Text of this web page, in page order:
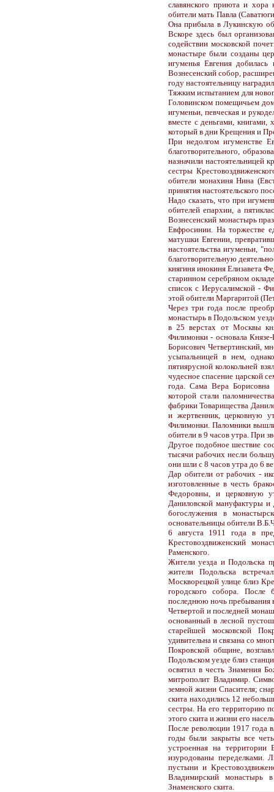
славянского приюта и хора
обители мать Павла
Она прибыла в Лукинскую
Вскоре здесь был
содействии московской
монастыре были созданы
игуменья Евгения
Вознесенский собор,
году настоятельницу
Тяжким испытанием для
Головинском помещичьем
игуменьи, певческая и
вместе с деньгами,
который в дни Крещения и
При недолгом игуменстве
благотворительного,
назначили настоятельницей
сестры
обители монахиня Нина
принятия настоятельского
Надо сказать, что при
обителей епархии, а
Вознесенский монастырь
Евфросинии. На торжестве
матушки Евгении,
настоятельства игуменьи,
благотворительную
княгиня инокиня Елизавета
старинном серебряном
список с Иерусалимской -
этой обители Маргаритой
Через три года после
монастырь в Подольском
в 25 верстах от Москвы
Филимонки - основала
Борисович Четвертинский,
усыпальницей в нем,
пятиярусной колокольней
чудесное спасение царской
года. Сама Вера Борисовна
которой стали
фабрики Товарищества
и жертвенник, церковную
Филимонки. Паломники
обители в 9 часов утра. При
Другое подобное шествие
тысячи рабочих несли
они шли с 8 часов утра до 6
Дар обители от рабочих -
изготовленные в честь
Федоровны, и церковную
Даниловской мануфактуры
богослужения в
основательницы обители
6 августа 1911 года в
Крестовоздвиженский
Раменского.
Жители уезда и Подольска
жители Подольска
Москворецкой улице близ
городского собора. После
последнюю ночь пребывания
Четвертой и последней
основанный в лесной
старейшей московской
удивительна и связана со
Покровской общине,
Подольском уезде близ
освятил в честь Знамения
митрополит Владимир.
земной жизни Спасителя;
скита находились 12
сестры. На его территорию
этого скита и жизни его
После революции 1917 года
годы были закрыты все
устроенная на территории
изуродованы переделками.
пустыни и
Владимирский монастырь
Знаменского скита.